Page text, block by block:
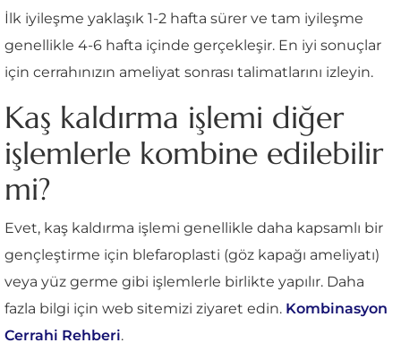
İlk iyileşme yaklaşık 1-2 hafta sürer ve tam iyileşme
genellikle 4-6 hafta içinde gerçekleşir. En iyi sonuçlar
için cerrahınızın ameliyat sonrası talimatlarını izleyin.
Kaş kaldırma işlemi diğer
işlemlerle kombine edilebilir
mi?
Evet, kaş kaldırma işlemi genellikle daha kapsamlı bir
gençleştirme için blefaroplasti (göz kapağı ameliyatı)
veya yüz germe gibi işlemlerle birlikte yapılır. Daha
fazla bilgi için web sitemizi ziyaret edin. Kombinasyon
Cerrahi Rehberi.